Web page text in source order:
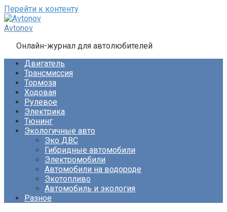
Перейти к контенту
Avtonov
Онлайн-журнал для автолюбителей
Двигатель
Трансмиссия
Тормоза
Ходовая
Рулевое
Электрика
Тюнинг
Экологичные авто
Эко ДВС
Гибридные автомобили
Электромобили
Автомобили на водороде
Экотопливо
Автомобиль и экология
Разное